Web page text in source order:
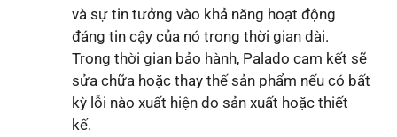
và sự tin tưởng vào khả năng hoạt động
đáng tin cậy của nó trong thời gian dài.
Trong thời gian bảo hành, Palado cam kết sẽ
sửa chữa hoặc thay thế sản phẩm nếu có bất
kỳ lỗi nào xuất hiện do sản xuất hoặc thiết
kế.